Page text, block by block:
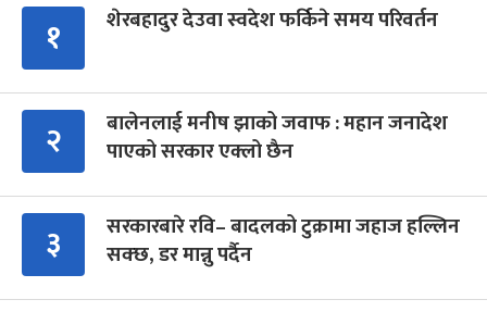
१ शेरबहादुर देउवा स्वदेश फर्किने समय परिवर्तन
२
बालेनलाई मनीष झाको जवाफ : महान जनादेश
पाएको सरकार एक्लो छैन
३
सरकारबारे रवि– बादलको टुक्रामा जहाज हल्लिन
सक्छ, डर मान्नु पर्दैन